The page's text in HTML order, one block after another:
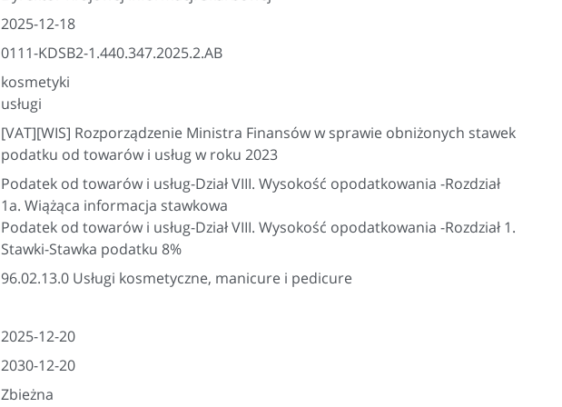
2025-12-18
0111-KDSB2-1.440.347.2025.2.AB
kosmetyki
usługi
[VAT][WIS] Rozporządzenie Ministra Finansów w sprawie obniżonych stawek
podatku od towarów i usług w roku 2023
Podatek od towarów i usług-Dział VIII. Wysokość opodatkowania -Rozdział
1a. Wiążąca informacja stawkowa
Podatek od towarów i usług-Dział VIII. Wysokość opodatkowania -Rozdział 1.
Stawki-Stawka podatku 8%
96.02.13.0 Usługi kosmetyczne, manicure i pedicure
2025-12-20
2030-12-20
Zbieżna